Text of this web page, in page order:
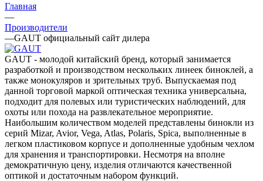
Главная
—
Производители
—GAUT официальный сайт дилера
GAUT - молодой китайский бренд, который занимается
разработкой и производством нескольких линеек биноклей, а
также монокуляров и зрительных труб. Выпускаемая под
данной торговой маркой оптическая техника универсальна,
подходит для полевых или туристических наблюдений, для
охоты или похода на развлекательное мероприятие.
Наибольшим количеством моделей представлены бинокли из
серий Mizar, Avior, Vega, Atlas, Polaris, Spica, выполненные в
легком пластиковом корпусе и дополненные удобным чехлом
для хранения и транспортировки. Несмотря на вполне
демократичную цену, изделия отличаются качественной
оптикой и достаточным набором функций.